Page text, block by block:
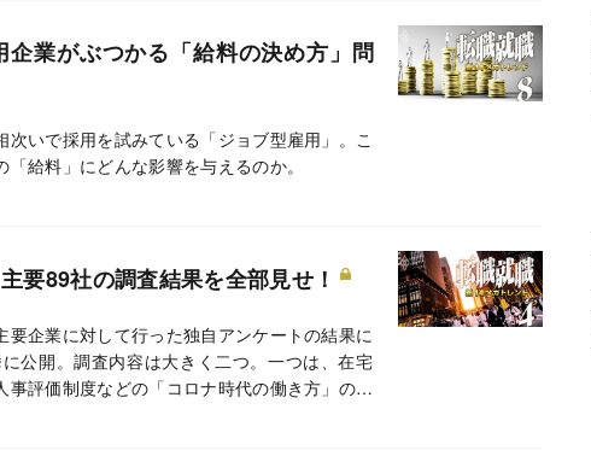
業がぶつかる「給料の決め方」問
いで採用を試みている「ジョブ型雇用」。こ
給料」にどんな影響を与えるのか。
要89社の調査結果を全部見せ！
企業に対して行った独自アンケートの結果に
公開。調査内容は大きく二つ。一つは、在宅
評価制度などの「コロナ時代の働き方」の実
、採用予定数の変更の有無と面接方式だ。